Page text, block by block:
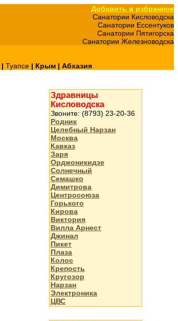
Добавить в избранное
Санатории Кисловодска
Санатории Ессентуков
Санатории Пятигорска
Санатории Железноводска
| Туапсе | Крым | Абхазия
Здравницы
Кисловодска
Звоните: (8793) 23-20-36
Родник
Целебный Нарзан
Москва
Кавказ
Заря
Орджоникидзе
Солнечный
Семашко
Димитрова
Центросоюза
Горького
Кирова
Виктория
Вилла Арнест
Джинал
Пикет
Плаза
Колос
Крепость
Кругозор
Нарзан
Электроника
ЦВС